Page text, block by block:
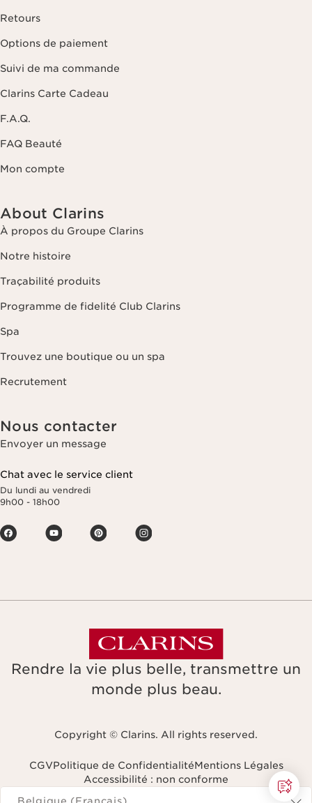
Retours
Options de paiement
Suivi de ma commande
Clarins Carte Cadeau
F.A.Q.
FAQ Beauté
Mon compte
About Clarins
À propos du Groupe Clarins
Notre histoire
Traçabilité produits
Programme de fidelité Club Clarins
Spa
Trouvez une boutique ou un spa
Recrutement
Nous contacter
Envoyer un message
Chat avec le service client
Du lundi au vendredi
9h00 - 18h00
Rendre la vie plus belle, transmettre un
monde plus beau.
Copyright © Clarins. All rights reserved.
CGVPolitique de ConfidentialitéMentions Légales
Accessibilité : non conforme
Naviguer vers